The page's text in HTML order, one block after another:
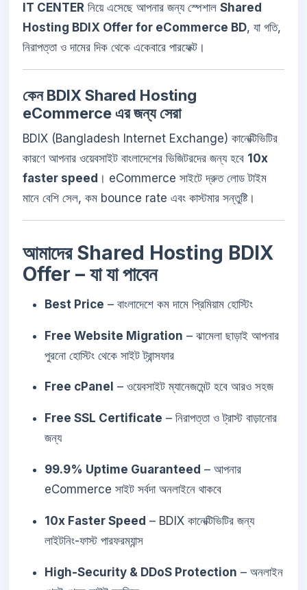
IT CENTER নিয়ে এসেছে আপনার জন্য স্পেশাল Shared
Hosting BDIX Offer for eCommerce BD, যা গতি,
নিরাপত্তা ও দামের দিক থেকে একেবারে পারফেক্ট।
কেন BDIX Shared Hosting
eCommerce এর জন্য সেরা
BDIX (Bangladesh Internet Exchange) কানেক্টিভিটির
কারণে আপনার ওয়েবসাইট বাংলাদেশের ভিজিটরদের জন্য হবে 10x
faster speed । eCommerce সাইটে দ্রুত লোড টাইম
মানে বেশি সেল, কম bounce rate এবং কাস্টমার সন্তুষ্টি।
আমাদের Shared Hosting BDIX
Offer – যা যা পাবেন
Best Price – বাংলাদেশে কম দামে প্রিমিয়াম হোস্টিং
Free Website Migration – ঝামেলা ছাড়াই আপনার
পুরনো হোস্টিং থেকে সাইট ট্রান্সফার
Free cPanel – ওয়েবসাইট ম্যানেজমেন্ট হবে আরও সহজ
Free SSL Certificate – নিরাপত্তা ও ট্রাস্ট বাড়ানোর
জন্য
99.9% Uptime Guaranteed – আপনার
eCommerce সাইট সর্বদা অনলাইনে থাকবে
10x Faster Speed – BDIX কানেক্টিভিটির জন্য
লাইটনিং-ফাস্ট পারফরম্যান্স
High-Security & DDoS Protection – অনলাইন